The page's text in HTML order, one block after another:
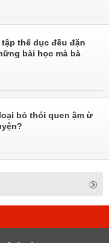
thể dục đều đặn
bài học mà bà
bỏ thói quen ậm ừ